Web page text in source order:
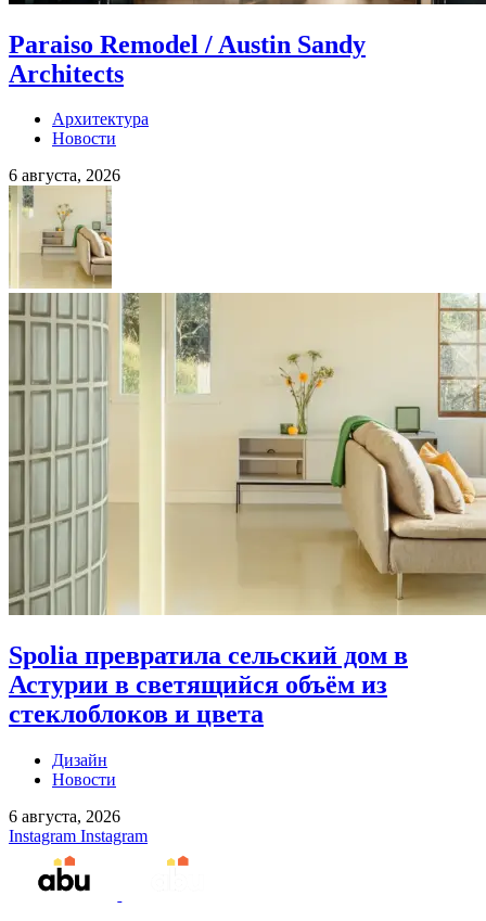
Paraiso Remodel / Austin Sandy
Architects
Архитектура
Новости
6 августа, 2026
Spolia превратила сельский дом в
Астурии в светящийся объём из
стеклоблоков и цвета
Дизайн
Новости
6 августа, 2026
Instagram Instagram